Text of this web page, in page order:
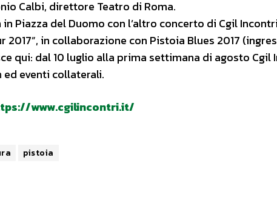
Calbi, direttore Teatro di Roma.
Piazza del Duomo con l’altro concerto di Cgil
2017”, in collaborazione con Pistoia Blues 2017
qui: dal 10 luglio alla prima settimana di agosto
eventi collaterali.
www.cgilincontri.it/
pistoia